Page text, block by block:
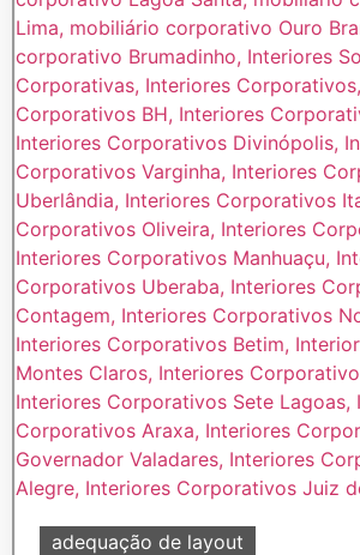
adequação de layout